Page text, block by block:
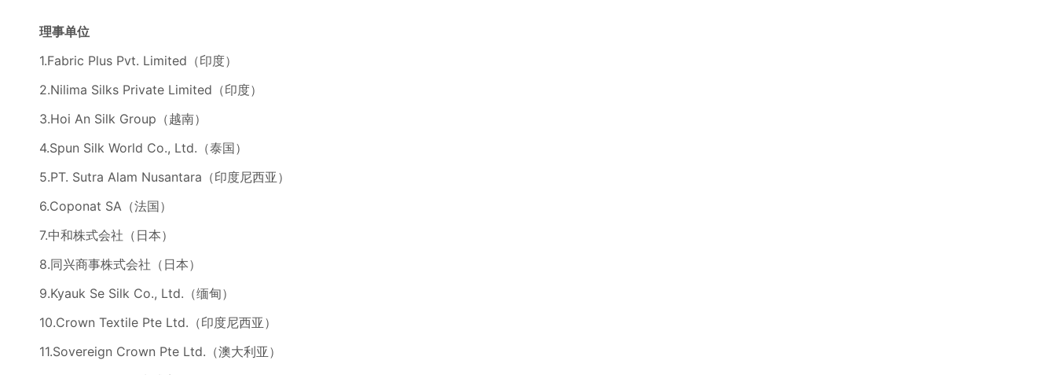
理事单位
1.Fabric Plus Pvt. Limited（印度）
2.Nilima Silks Private Limited（印度）
3.Hoi An Silk Group（越南）
4.Spun Silk World Co., Ltd.（泰国）
5.PT. Sutra Alam Nusantara（印度尼西亚）
6.Coponat SA（法国）
7.中和株式会社（日本）
8.同兴商事株式会社（日本）
9.Kyauk Se Silk Co., Ltd.（缅甸）
10.Crown Textile Pte Ltd.（印度尼西亚）
11.Sovereign Crown Pte Ltd.（澳大利亚）